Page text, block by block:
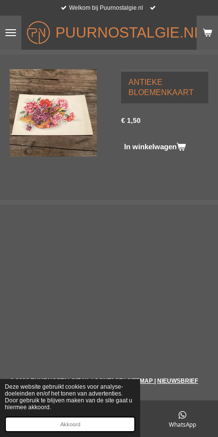
Deze website gebruikt cookies voor analyse-
doeleinden en/of het tonen van advertenties.
Door gebruik te blijven maken van de site gaat u
hiermee akkoord.
Akkoord
naar
hoofdinhoud
PUURNOSTALGIE.NL
Welkom bij Puurnostalgie.nl
ANTIEKE
BLOEMENKAART
€ 1,50
In winkelwagen
© 2026 PUURNOSTALGIE.NL|CONTACT|SITEMAP NIEUWSBRIEF
WhatsApp